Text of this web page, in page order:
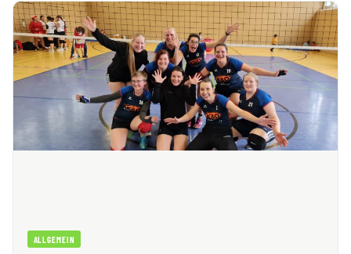
TURBOMODUS
ALLGEMEIN